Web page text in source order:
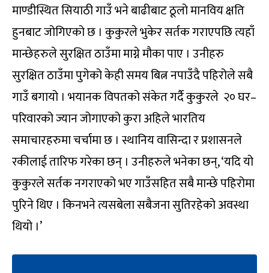
माण्डीस्थित सियाठी गाउँ भने बाढीबाट ठूलो मानविय क्षति
हुनबाट जोगिएको छ । कुकुरले भुकेर सर्तक गराएपछि त्यहाँ
मान्छेहरुले सुरक्षित ठाउँमा माग्ने मौका पाए । उनीहरु
सुरक्षित ठाउँमा पुगेको केही समय बित्न नपाउँदै पहिरोले सबै
गाउँ बगायो । भयानक विपतको संकेत गर्दै कुकुरले २० घर–
परिवारको ज्यान जोगाएको कुरा अहिले भारतिय
समाचारहरुमा चर्चामा छ । स्थानिय वासिन्दा र प्रशासनले
रकीलाई तारिफ गरेका छन् । उनीहरुले भनेका छन्, ‘यदि यो
कुकुरले सर्तक नगराएको भए गाउँसहित सबै मान्छे पहिरोमा
पुरिने थिए । किनभने त्यसबेला सबैजना सुतिरहेको अवस्था
थियो ।’